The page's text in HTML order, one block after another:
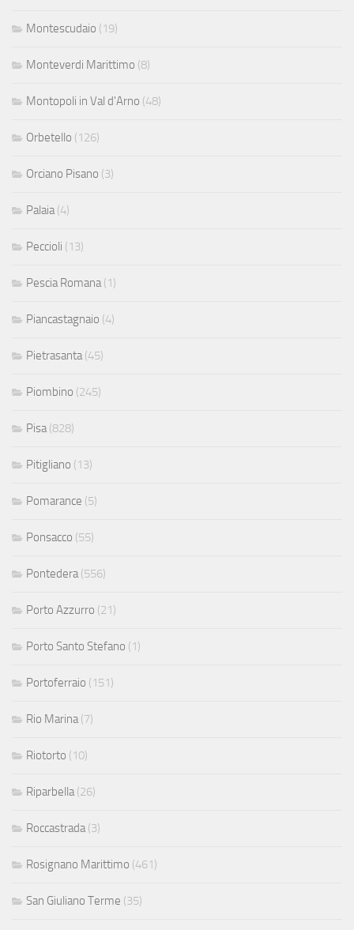
Montescudaio (19)
Monteverdi Marittimo (8)
Montopoli in Val d'Arno (48)
Orbetello (126)
Orciano Pisano (3)
Palaia (4)
Peccioli (13)
Pescia Romana (1)
Piancastagnaio (4)
Pietrasanta (45)
Piombino (245)
Pisa (828)
Pitigliano (13)
Pomarance (5)
Ponsacco (55)
Pontedera (556)
Porto Azzurro (21)
Porto Santo Stefano (1)
Portoferraio (151)
Rio Marina (7)
Riotorto (10)
Riparbella (26)
Roccastrada (3)
Rosignano Marittimo (461)
San Giuliano Terme (35)